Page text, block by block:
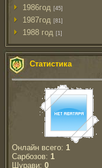
1986год [45]
1987год [81]
1988 год [1]
Статистика
Онлайн всего: 1
Сарбозов: 1
Шурави: 0